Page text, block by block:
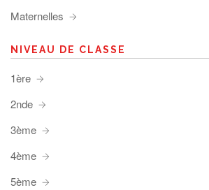
Maternelles
NIVEAU DE CLASSE
1ère
2nde
3ème
4ème
5ème